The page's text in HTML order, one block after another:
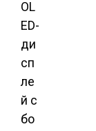
OL
ED-
ди
сп
ле
й с
бо